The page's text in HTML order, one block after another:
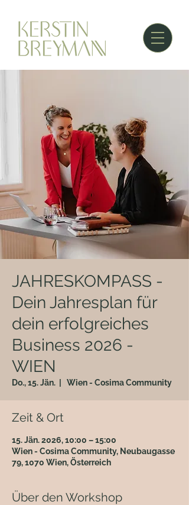
JAHRESKOMPASS -
Dein Jahresplan für
dein erfolgreiches
Business 2026 -
WIEN
Do., 15. Jän. Wien - Cosima Community
Zeit & Ort
15. Jän. 2026, 10:00 – 15:00
Wien - Cosima Community, Neubaugasse
79, 1070 Wien, Österreich
Über den Workshop